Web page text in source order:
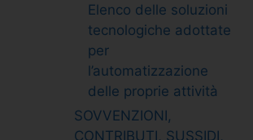
Elenco delle soluzioni
tecnologiche adottate
per
l’automatizzazione
delle proprie attività
SOVVENZIONI,
CONTRIBUTI, SUSSIDI,